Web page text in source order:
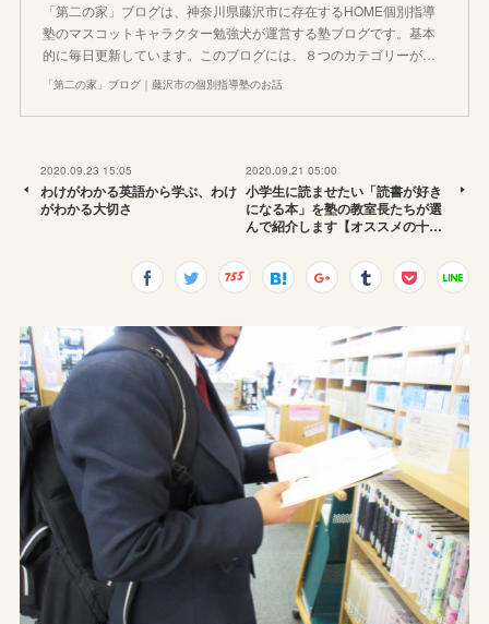
「第二の家」ブログは、神奈川県藤沢市に存在するHOME個別指導
塾のマスコットキャラクター勉強犬が運営する塾ブログです。基本
的に毎日更新しています。このブログには、８つのカテゴリーが…
「第二の家」ブログ｜藤沢市の個別指導塾のお話
2020.09.23 15:05
わけがわかる英語から学ぶ、わけ
がわかる大切さ
2020.09.21 05:00
小学生に読ませたい「読書が好き
になる本」を塾の教室長たちが選
んで紹介します【オススメの十…